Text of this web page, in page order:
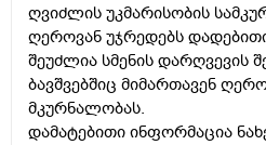
ღვიძლის უკმარისობის
ღეროვან უჯრედებს
შეუძლია სმენის დარღვევის
ბავშვებშიც მიმართავენ
მკურნალობას.
დამატებითი ინფორმაცია